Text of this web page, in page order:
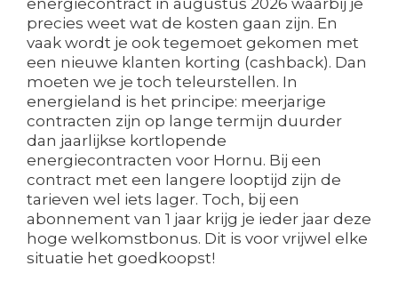
energiecontract in augustus 2026 waarbij je
precies weet wat de kosten gaan zijn. En
vaak wordt je ook tegemoet gekomen met
een nieuwe klanten korting (cashback). Dan
moeten we je toch teleurstellen. In
energieland is het principe: meerjarige
contracten zijn op lange termijn duurder
dan jaarlijkse kortlopende
energiecontracten voor Hornu. Bij een
contract met een langere looptijd zijn de
tarieven wel iets lager. Toch, bij een
abonnement van 1 jaar krijg je ieder jaar deze
hoge welkomstbonus. Dit is voor vrijwel elke
situatie het goedkoopst!